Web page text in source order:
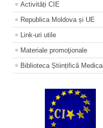
Activități CIE
Republica Moldova și UE
Link-uri utile
Materiale promoţionale
Biblioteca Științifică